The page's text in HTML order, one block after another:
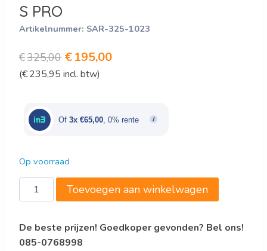
S PRO
Artikelnummer: SAR-325-1023
€325,00 Oorspronkelijke
prijs
€325,00.
€195,00Huidige
€195,00.
(€235,95 incl. btw)
Of 3x €65,00 , 0% rente
Op voorraad
IJsblokjesmachine
model
15
S
Toevoegen aan winkelwagen
De beste prijzen! Goedkoper gevonden? Bel ons!
085-0768998